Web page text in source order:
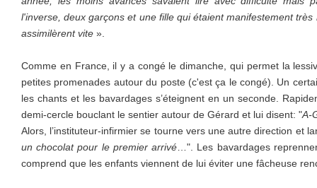
l'inverse, deux garçons et une fille qui étaient manifestement
assimilèrent vite ».
Comme en France, il y a congé le dimanche, qui permet la
petites promenades autour du poste (c'est ça le congé). Un
les chants et les bavardages s’éteignent en un seconde.
demi-cercle bouclant le sentier autour de Gérard et lui disent: "A-
Alors, l’instituteur-infirmier se tourne vers une autre direction et
un chocolat pour le premier arrivé…". Les bavardages
comprend que les enfants viennent de lui éviter une fâcheuse